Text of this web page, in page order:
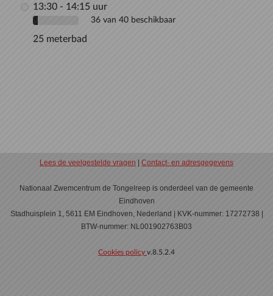
13:30 - 14:15 uur
36 van 40 beschikbaar
25 meterbad
Lees de veelgestelde vragen | Contact- en adresgegevens
Nationaal Zwemcentrum de Tongelreep is onderdeel van de gemeente
Eindhoven
Stadhuisplein 1, 5611 EM Eindhoven, Nederland | KVK-nummer: 17272738 |
BTW-nummer: NL001902763B03
Cookies policy v.8.5.2.4